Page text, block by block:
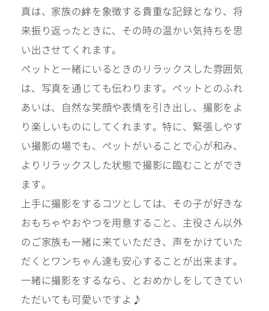
真は、家族の絆を象徴する貴重な記録となり、将
来振り返ったときに、その時の温かい気持ちを思
い出させてくれます。
ペットと一緒にいるときのリラックスした雰囲気
は、写真を通じても伝わります。ペットとのふれ
あいは、自然な笑顔や表情を引き出し、撮影をよ
り楽しいものにしてくれます。特に、緊張しやす
い撮影の場でも、ペットがいることで心が和み、
よりリラックスした状態で撮影に臨むことができ
ます。
上手に撮影をするコツとしては、その子が好きな
おもちゃやおやつを用意すること、主役さん以外
のご家族も一緒に来ていただき、声をかけていた
だくとワンちゃん達も安心することが出来ます。
一緒に撮影をするなら、とおめかしをしてきてい
ただいても可愛いですよ♪